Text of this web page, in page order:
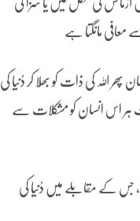
آزمائش کی شکل میں یا سزا کی
معافی مانگتا ہے
اللہ کی ذات کو بھُلا کر دُنیا کی
ہر اس انسان کو مشکلات سے
جس کے مقابلے میں دُنیا کی